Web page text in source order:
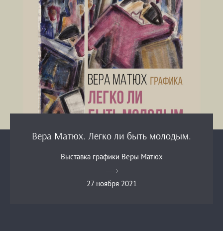
Вера Матюх. Легко ли быть молодым.
Выставка графики Веры Матюх
27 ноября 2021